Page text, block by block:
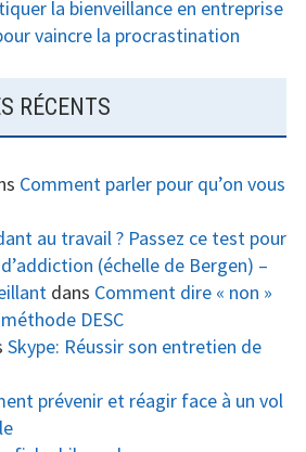
la bienveillance en entreprise
vaincre la procrastination
RÉCENTS
Comment parler pour qu’on vous
au travail ? Passez ce test pour
(échelle de Bergen) –
dans Comment dire « non »
DESC
Skype: Réussir son entretien de
prévenir et réagir face à un vol